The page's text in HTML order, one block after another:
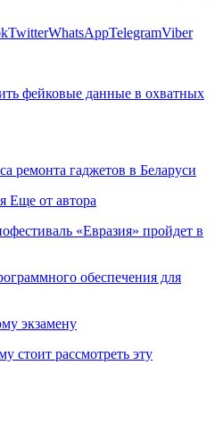
TwitterWhatsAppTelegramViber
фейковые данные в охватных
ремонта гаджетов в Беларуси
Еще от автора
«Евразия» пройдет в
обеспечения для
экзамену
стоит рассмотреть эту